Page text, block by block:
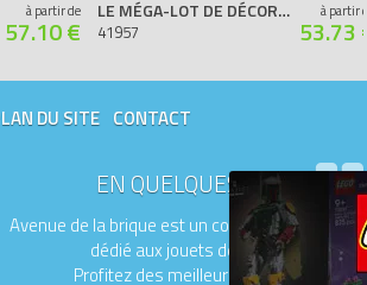
à partir de
57.10 €
LE MÉGA-LOT DE DÉCORATIONS ADHÉSIVES
41957
à partir de
53.73 €
DU SITE CONTACT
EN QUELQUES MOTS
Avenue de la brique est un comparateur de prix
dédié aux jouets de la marque LEGO.
Profitez des meilleurs prix du moment.